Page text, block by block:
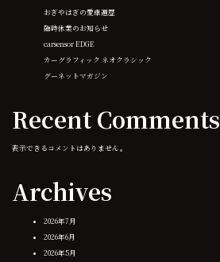
おぎやはぎの愛車遍歴
臨時休業のお知らせ
carsensor EDGE
カーグラフィック ネオクラシック
グーネットマガジン
Recent Comments
表示できるコメントはありません。
Archives
2026年7月
2026年6月
2026年5月